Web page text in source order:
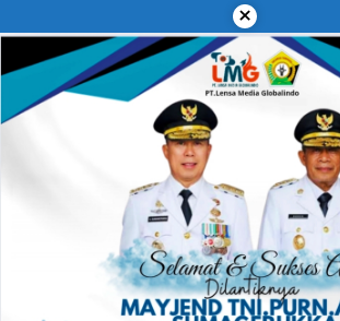
ke
konten
×